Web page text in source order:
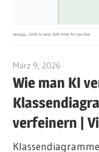
März 9, 2026
Wie man KI
verfeinern |